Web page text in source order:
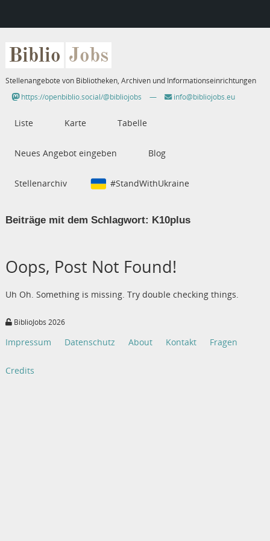
Biblio Jobs
Stellenangebote von Bibliotheken, Archiven und Informationseinrichtungen
https://openbiblio.social/@bibliojobs
— info@bibliojobs.eu
Liste Karte Tabelle
Neues Angebot eingeben Blog
Stellenarchiv #StandWithUkraine
Beiträge mit dem Schlagwort: K10plus
Oops, Post Not Found!
Uh Oh. Something is missing. Try double checking things.
BiblioJobs 2026
Impressum Datenschutz About Kontakt Fragen
Credits